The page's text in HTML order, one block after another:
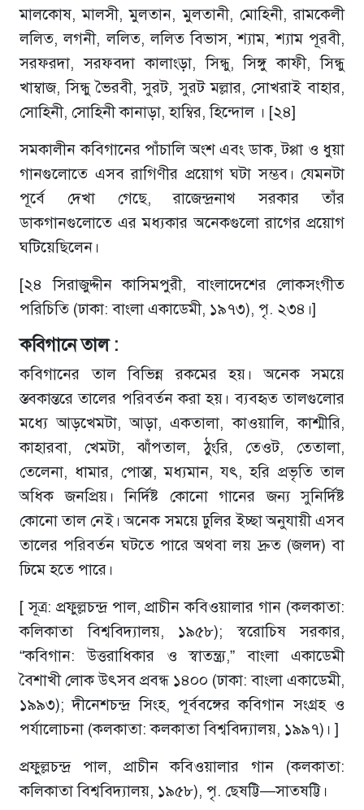
মালকোষ, মালসী, মুলতান, মুলতানী, মোহিনী, রামকেলী
ললিত, লগনী, ললিত, ললিত বিভাস, শ্যাম, শ্যাম পূরবী,
সরফরদা, সরফবদা কালাংড়া, সিন্ধু, সিঙ্গু কাফী, সিন্ধু
খাম্বাজ, সিন্ধু ভৈরবী, সুরট, সুরট মল্লার, সোখরাই বাহার,
সোহিনী, সোহিনী কানাড়া, হাম্বির, হিন্দোল । [২৪]
সমকালীন কবিগানের পাঁচালি অংশ এবং ডাক, টপ্পা ও ধুয়া
গানগুলোতে এসব রাগিণীর প্রয়োগ ঘটা সম্ভব। যেমনটা
পূর্বে দেখা গেছে, রাজেন্দ্রনাথ সরকার তাঁর
ডাকগানগুলোতে এর মধ্যকার অনেকগুলো রাগের প্রয়োগ
ঘটিয়েছিলেন।
[২৪ সিরাজুদ্দীন কাসিমপুরী, বাংলাদেশের লোকসংগীত
পরিচিতি (ঢাকা: বাংলা একাডেমী, ১৯৭৩), পৃ. ২৩৪।]
কবিগানে তাল :
কবিগানের তাল বিভিন্ন রকমের হয়। অনেক সময়ে
স্তবকান্তরে তালের পরিবর্তন করা হয়। ব্যবহৃত তালগুলোর
মধ্যে আড়খেমটা, আড়া, একতালা, কাওয়ালি, কাশ্মীরি,
কাহারবা, খেমটা, ঝাঁপতাল, ঠুংরি, তেওট, তেতালা,
তেলেনা, ধামার, পোস্তা, মধ্যমান, যৎ, হরি প্রভৃতি তাল
অধিক জনপ্রিয়। নির্দিষ্ট কোনো গানের জন্য সুনির্দিষ্ট
কোনো তাল নেই। অনেক সময়ে ঢুলির ইচ্ছা অনুযায়ী এসব
তালের পরিবর্তন ঘটতে পারে অথবা লয় দ্রুত (জলদ) বা
ঢিমে হতে পারে।
[ সূত্র: প্রফুল্লচন্দ্র পাল, প্রাচীন কবিওয়ালার গান (কলকাতা:
কলিকাতা বিশ্ববিদ্যালয়, ১৯৫৮); স্বরোচিষ সরকার,
“কবিগান: উত্তরাধিকার ও স্বাতন্ত্র্য,” বাংলা একাডেমী
বৈশাখী লোক উৎসব প্রবন্ধ ১৪০০ (ঢাকা: বাংলা একাডেমী,
১৯৯৩); দীনেশচন্দ্র সিংহ, পূর্ববঙ্গের কবিগান সংগ্রহ ও
পর্যালোচনা (কলকাতা: কলকাতা বিশ্ববিদ্যালয়, ১৯৯৭)। ]
প্রফুল্লচন্দ্র পাল, প্রাচীন কবিওয়ালার গান (কলকাতা:
কলিকাতা বিশ্ববিদ্যালয়, ১৯৫৮), পৃ. ছেষট্টি—সাতষট্টি।